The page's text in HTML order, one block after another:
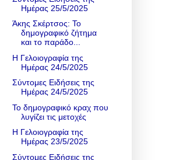
Ημέρας 25/5/2025
Άκης Σκέρτσος: Το
δημογραφικό ζήτημα
και το παράδο...
Η Γελοιογραφία της
Ημέρας 24/5/2025
Σύντομες Ειδήσεις της
Ημέρας 24/5/2025
Το δημογραφικό κραχ που
λυγίζει τις μετοχές
Η Γελοιογραφία της
Ημέρας 23/5/2025
Σύντομες Ειδήσεις της